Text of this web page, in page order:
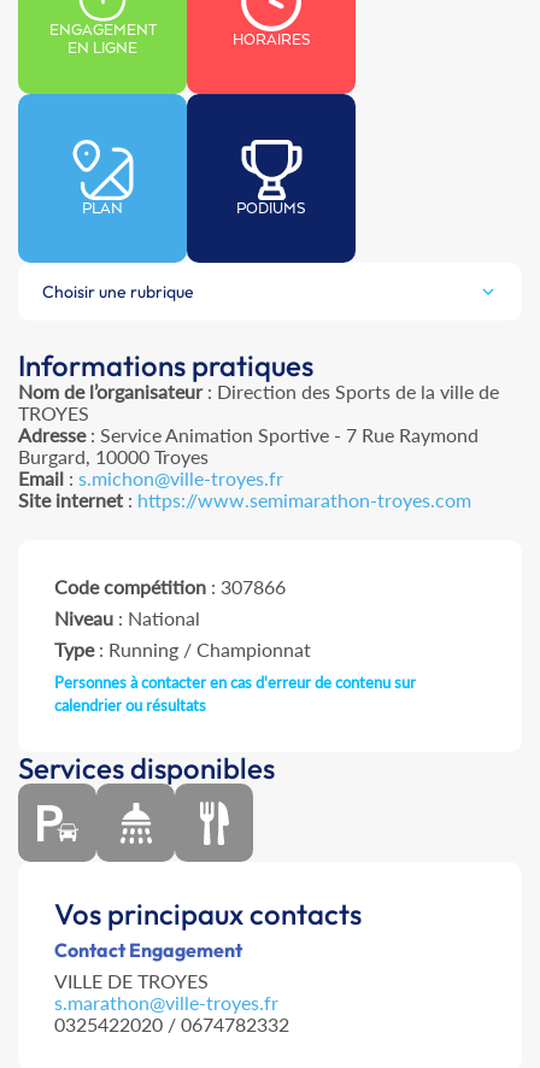
ENGAGEMENT
EN LIGNE
HORAIRES
PLAN PODIUMS
Choisir une rubrique
Informations pratiques
Nom de l’organisateur: Direction des Sports de la ville de
TROYES
Adresse: Service Animation Sportive - 7 Rue Raymond
Burgard, 10000 Troyes
Email : s.michon@ville-troyes.fr
Site internet : https://www.semimarathon-troyes.com
Code compétition : 307866
Niveau : National
Type: Running / Championnat
Personnes à contacter en cas d'erreur de contenu sur
calendrier ou résultats
Services disponibles
Vos principaux contacts
Contact Engagement
VILLE DE TROYES
s.marathon@ville-troyes.fr
0325422020 / 0674782332